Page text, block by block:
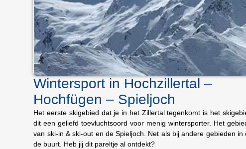
Wintersport in Hochzillertal –
Hochfügen – Spieljoch
Het eerste skigebied dat je in het Zillertal tegenkomt is het
dit een geliefd toevluchtsoord voor menig wintersporter. Het
van ski-in & ski-out en de Spieljoch. Net als bij andere gebieden
de buurt. Heb jij dit pareltje al ontdekt?